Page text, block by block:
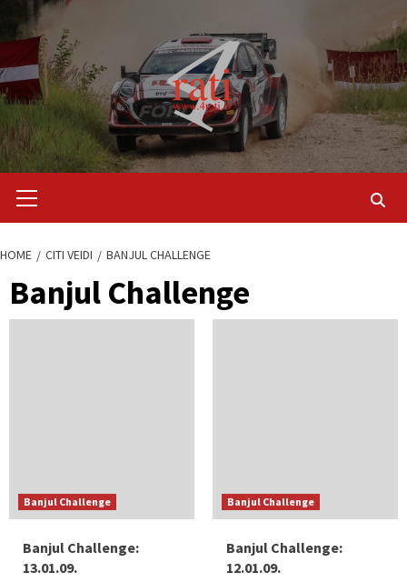
content
Menu
HOME CITI VEIDI BANJUL CHALLENGE
Banjul Challenge
Banjul Challenge
Banjul Challenge:
13.01.09.
Banjul Challenge
Banjul Challenge:
12.01.09.